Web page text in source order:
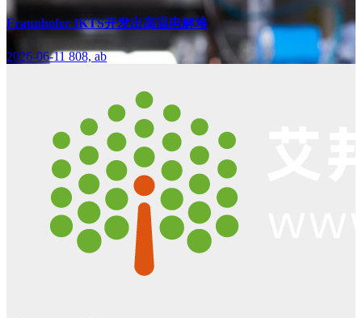
Fraunhofer IKTS开发出高温电解堆
2026-06-11808, ab